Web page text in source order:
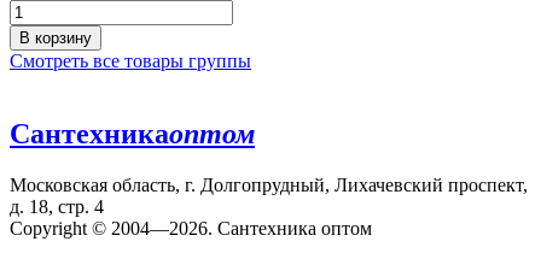
В корзину
Смотреть все товары группы
Сантехникаоптом
Московская область, г. Долгопрудный, Лихачевский проспект,
д. 18, стр. 4
Copyright © 2004—2026. Сантехника оптом